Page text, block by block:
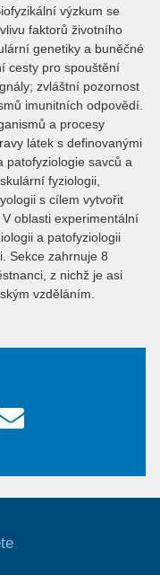
výzkum se
faktorů životního
genetiky a buněčné
cesty pro spouštění
zvláštní pozornost
imunitních odpovědí.
a procesy
látek s definovanými
patofyziologie savců a
fyziologii,
s cílem vytvořit
oblasti experimentální
a patofyziologii
Sekce zahrnuje 8
z nichž je asi
vzděláním.